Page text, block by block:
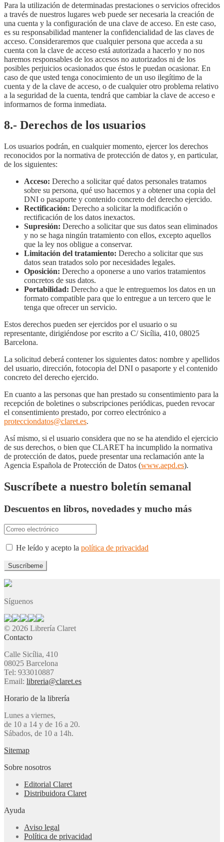
Para la utilización de determinadas prestaciones o servicios ofrecidos
a través de nuestros lugares web puede ser necesaria la creación de
una cuenta y la configuración de una clave de acceso. En este caso,
es su responsabilidad mantener la confidencialidad de las claves de
acceso. Consideraremos que cualquier persona que acceda a su
cuenta con la clave de acceso está autorizada a hacerlo y no nos
haremos responsables de los accesos no autorizados ni de los
posibles perjuicios ocasionados que éstos le puedan ocasionar. En
caso de que usted tenga conocimiento de un uso ilegítimo de la
cuenta y de la clave de acceso, o de cualquier otro problema relativo
a la seguridad de la cuenta, tendrá que cambiar la clave de acceso e
informarnos de forma inmediata.
8.- Derechos de los usuarios
Los usuarios podrán, en cualquier momento, ejercer los derechos
reconocidos por la normativa de protección de datos y, en particular,
de los siguientes:
Acceso: Derecho a solicitar qué datos personales tratamos
sobre su persona, qué uso hacemos y a obtener una copia del
DNI o pasaporte y contenido concreto del derecho ejercido.
Rectificación: Derecho a solicitar la modificación o
rectificación de los datos inexactos.
Supresión: Derecho a solicitar que sus datos sean eliminados
y no se haga ningún tratamiento con ellos, excepto aquellos
que la ley nos obligue a conservar.
Limitación del tratamiento: Derecho a solicitar que sus
datos sean tratados solo por necesidades legales.
Oposición: Derecho a oponerse a uno varios tratamientos
concretos de sus datos.
Portabilidad: Derecho a que le entreguemos los datos en un
formato compatible para que lo entregue a un tercero que le
tenga que ofrecer un servicio.
Estos derechos pueden ser ejercidos por el usuario o su
representante, dirigiéndose por escrito a C/ Sicília, 410, 08025
Barcelona.
La solicitud deberá contener los siguientes datos: nombre y apellidos
del usuario, dirección, fotocopia del DNI o pasaporte y el contenido
concreto del derecho ejercido.
En cuanto a las personas que han prestado su consentimiento para la
recepción de boletines o subscripciones periódicas, pueden revocar
el consentimiento prestado, por correo electrónico a
protecciondatos@claret.es.
Así mismo, si el usuario considera que no se ha atendido el ejercicio
de sus derechos, o bien que CLARET ha incumplido la normativa
de protección de datos, puede presentar una reclamación ante la
Agencia Española de Protección de Datos (www.aepd.es).
Suscríbete a nuestro boletín semanal
Descuentos en libros, novedades y mucho más
He leído y acepto la política de privacidad
Síguenos
© 2026 Librería Claret
Contacto
Calle Sicília, 410
08025 Barcelona
Tel: 933010887
Email: libreria@claret.es
Horario de la librería
Lunes a viernes,
de 10 a 14 y de 16 a 20.
Sábados, de 10 a 14h.
Sitemap
Sobre nosotros
Editorial Claret
Distribuidora Claret
Ayuda
Aviso legal
Política de privacidad